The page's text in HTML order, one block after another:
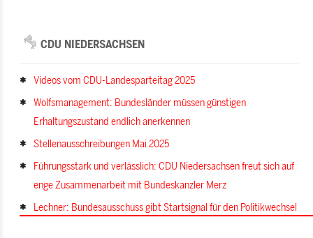
CDU NIEDERSACHSEN
Videos vom CDU-Landesparteitag 2025
Wolfsmanagement: Bundesländer müssen günstigen
Erhaltungszustand endlich anerkennen
Stellenausschreibungen Mai 2025
Führungsstark und verlässlich: CDU Niedersachsen freut sich auf
enge Zusammenarbeit mit Bundeskanzler Merz
Lechner: Bundesausschuss gibt Startsignal für den Politikwechsel